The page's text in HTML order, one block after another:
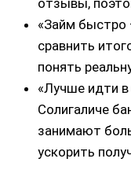
«Займ быстро
сравнить
понять
«Лучше идти в
Солигаличе
занимают
ускорить